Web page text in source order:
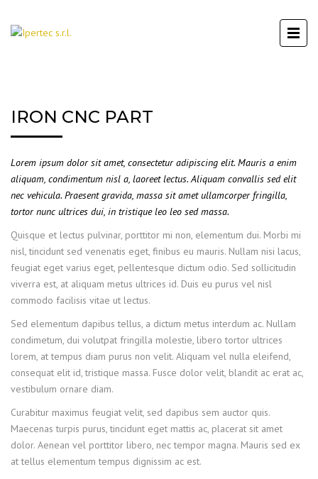
IRON CNC PART
Lorem ipsum dolor sit amet, consectetur adipiscing elit. Mauris a enim
aliquam, condimentum nisl a, laoreet lectus. Aliquam convallis sed elit
nec vehicula. Praesent gravida, massa sit amet ullamcorper fringilla,
tortor nunc ultrices dui, in tristique leo leo sed massa.
Quisque et lectus pulvinar, porttitor mi non, elementum dui. Morbi mi
nisl, tincidunt sed venenatis eget, finibus eu mauris. Nullam nisi lacus,
feugiat eget varius eget, pellentesque dictum odio. Sed sollicitudin
viverra est, at aliquam metus ultrices id. Duis eu purus vel nisl
commodo facilisis vitae ut lectus.
Sed elementum dapibus tellus, a dictum metus interdum ac. Nullam
condimetum, dui volutpat fringilla molestie, libero tortor ultrices
lorem, at tempus diam purus non velit. Aliquam vel nulla eleifend,
consequat elit id, tristique massa. Fusce dolor velit, blandit ac erat ac,
vestibulum ornare diam.
Curabitur maximus feugiat velit, sed dapibus sem auctor quis.
Maecenas turpis purus, tincidunt eget mattis ac, placerat sit amet
dolor. Aenean vel porttitor libero, nec tempor magna. Mauris sed ex
at tellus elementum tempus dignissim ac est.